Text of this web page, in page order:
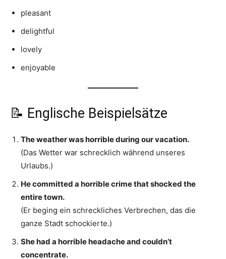
pleasant
delightful
lovely
enjoyable
📝 Englische Beispielsätze
The weather was horrible during our vacation.
(Das Wetter war schrecklich während unseres
Urlaubs.)
He committed a horrible crime that shocked the
entire town.
(Er beging ein schreckliches Verbrechen, das die
ganze Stadt schockierte.)
She had a horrible headache and couldn’t
concentrate.